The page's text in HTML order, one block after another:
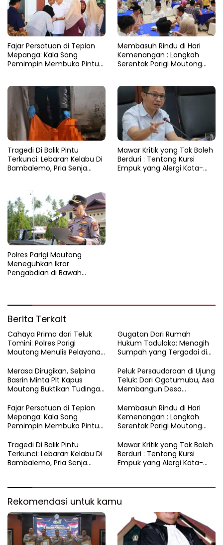
Fajar Persatuan di Tepian
Mepanga: Kala Sang
Pemimpin Membuka Pintu
​Membasuh Rindu di Hari
Kemenangan : Langkah
Serentak Parigi Moutong
Tragedi Di Balik Pintu
Terkunci: Lebaran Kelabu Di
Bambalemo, Pria Senja
Mawar Kritik yang Tak Boleh
Berduri : Tentang Kursi
Empuk yang Alergi Kata-
Polres Parigi Moutong
Meneguhkan Ikrar
Pengabdian di Bawah
Berita Terkait
Cahaya Prima dari Teluk
Tomini: Polres Parigi
Moutong Menulis Pelayanan
Rupatama Polda
Gugatan Dari Rumah
Hukum Tadulako: Menagih
Sumpah yang Tergadai di
Moutong
Merasa Dirugikan, Selpina
Basrin Minta Plt Kapus
Moutong Buktikan Tudingan
Peluk Persaudaraan di Ujung
Teluk: Dari Ogotumubu, Asa
Membangun Desa
Fajar Persatuan di Tepian
Mepanga: Kala Sang
Pemimpin Membuka Pintu
​Membasuh Rindu di Hari
Kemenangan : Langkah
Serentak Parigi Moutong
Tragedi Di Balik Pintu
Terkunci: Lebaran Kelabu Di
Bambalemo, Pria Senja
Mawar Kritik yang Tak Boleh
Berduri : Tentang Kursi
Empuk yang Alergi Kata-
Rekomendasi untuk kamu